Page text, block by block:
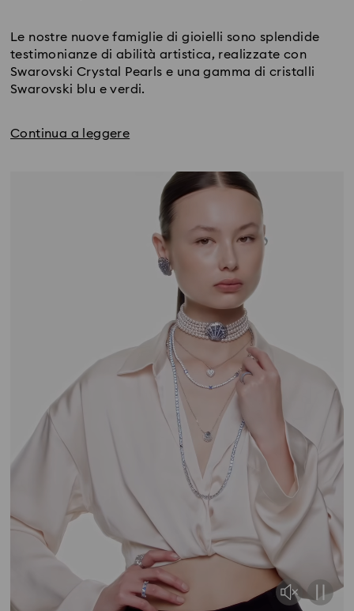
Le nostre nuove famiglie di gioielli sono splendide
testimonianze di abilità artistica, realizzate con
Swarovski Crystal Pearls e una gamma di cristalli
Swarovski blu e verdi.
Continua a leggere